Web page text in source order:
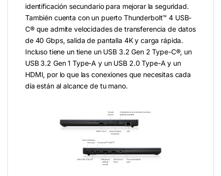
identificación secundario para mejorar la seguridad.
También cuenta con un puerto Thunderbolt™ 4 USB-
C® que admite velocidades de transferencia de datos
de 40 Gbps, salida de pantalla 4K y carga rápida.
Incluso tiene un tiene un USB 3.2 Gen 2 Type-C®, un
USB 3.2 Gen 1 Type-A y un USB 2.0 Type-A y un
HDMI, por lo que las conexiones que necesitas cada
día están al alcance de tu mano.